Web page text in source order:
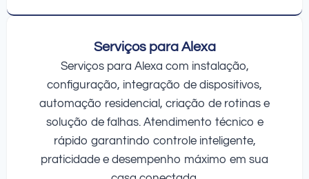
Serviços para Alexa
Serviços para Alexa com instalação,
configuração, integração de dispositivos,
automação residencial, criação de rotinas e
solução de falhas. Atendimento técnico e
rápido garantindo controle inteligente,
praticidade e desempenho máximo em sua